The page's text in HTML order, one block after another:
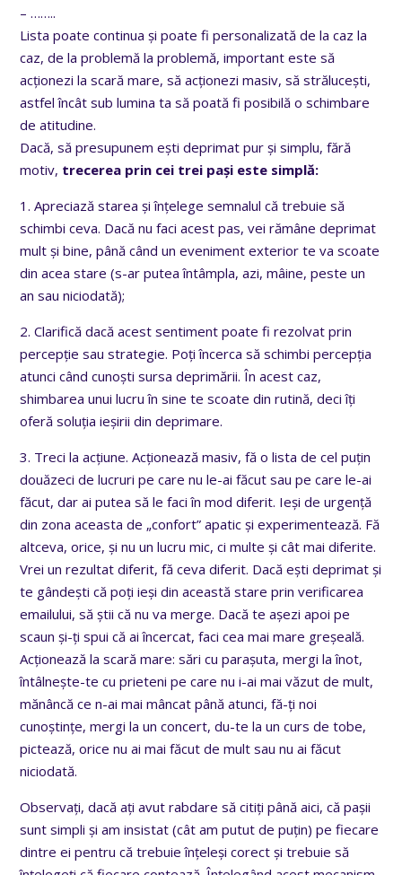
– ……..
Lista poate continua și poate fi personalizată de la caz la
caz, de la problemă la problemă, important este să
acționezi la scară mare, să acționezi masiv, să strălucești,
astfel încât sub lumina ta să poată fi posibilă o schimbare
de atitudine.
Dacă, să presupunem ești deprimat pur și simplu, fără
motiv, trecerea prin cei trei pași este simplă:
1. Apreciază starea și înțelege semnalul că trebuie să
schimbi ceva. Dacă nu faci acest pas, vei rămâne deprimat
mult și bine, până când un eveniment exterior te va scoate
din acea stare (s-ar putea întâmpla, azi, mâine, peste un
an sau niciodată);
2. Clarifică dacă acest sentiment poate fi rezolvat prin
percepție sau strategie. Poți încerca să schimbi percepția
atunci când cunoști sursa deprimării. În acest caz,
shimbarea unui lucru în sine te scoate din rutină, deci îți
oferă soluția ieșirii din deprimare.
3. Treci la acțiune. Acționează masiv, fă o lista de cel puțin
douăzeci de lucruri pe care nu le-ai făcut sau pe care le-ai
făcut, dar ai putea să le faci în mod diferit. Ieși de urgență
din zona aceasta de „confort” apatic și experimentează. Fă
altceva, orice, și nu un lucru mic, ci multe și cât mai diferite.
Vrei un rezultat diferit, fă ceva diferit. Dacă ești deprimat și
te gândești că poți ieși din această stare prin verificarea
emailului, să știi că nu va merge. Dacă te așezi apoi pe
scaun și-ți spui că ai încercat, faci cea mai mare greșeală.
Acționează la scară mare: sări cu parașuta, mergi la înot,
întâlnește-te cu prieteni pe care nu i-ai mai văzut de mult,
mănâncă ce n-ai mai mâncat până atunci, fă-ți noi
cunoștințe, mergi la un concert, du-te la un curs de tobe,
pictează, orice nu ai mai făcut de mult sau nu ai făcut
niciodată.
Observați, dacă ați avut rabdare să citiți până aici, că pașii
sunt simpli și am insistat (cât am putut de puțin) pe fiecare
dintre ei pentru că trebuie înțeleși corect și trebuie să